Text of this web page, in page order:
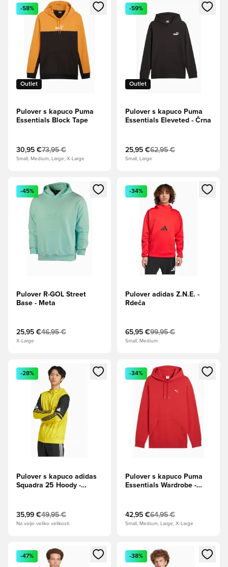
Odpre Modal za prijavo ali vpis kot član
Outlet
-58%
Pulover s kapuco Puma
Essentials Block Tape
30,95 €73,95 €
Small, Medium, Large, X-Large
Odpre Modal za prijavo ali
Outlet
-59%
Pulover s kapuco Puma
Essentials Eleveted - Črna
25,95 €62,95 €
Small, Large
Odpre Modal za prijavo ali vpis kot član
-45%
Pulover R-GOL Street
Base - Meta
25,95 €46,95 €
X-Large
Odpre Modal za prijavo ali
-34%
Pulover adidas Z.N.E. -
Rdeča
65,95 €99,95 €
Small, Medium
Odpre Modal za prijavo ali vpis kot član
-28%
Pulover s kapuco adidas
Squadra 25 Hoody -
35,99 €49,95 €
Na voljo veliko velikosti
Odpre Modal za prijavo ali
-34%
Pulover s kapuco Puma
Essentials Wardrobe -
42,95 €64,95 €
Small, Medium, Large, X-Large
Odpre Modal za prijavo ali vpis kot član
-47%
Odpre Modal za prijavo ali
-38%